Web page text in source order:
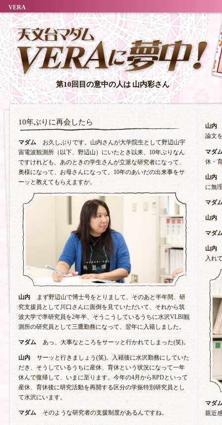
VERA
第10回目の意中の人は 山内彩さん
10年ぶりに再会したら
マダム
お久しぶりです。山内さんが大学院生として野辺山宇
宙電波観測所（以下、野辺山）にいたとき以来、10年ぶりなん
ですけれども、あのときの学生さんが立派な研究者になって、
奥様になって、お母さんになって。10年のあいだの出来事をサ
ーッと教えてもらえますか。
山内
まず野辺山で博士号をとりまして、そのあと半年間、研
究支援員として川口さんに面倒を見ていただいて、それから筑
波大学で準研究員を2年半、そうこうしているうちに水沢VLBI観
測所の研究員として三鷹勤務になって、翌年に入籍しました。
マダム あっ、大事なところをサーッと行かれてしまった(笑)。
山内
サーッと行きましょう(笑)。入籍後に水沢勤務にしていた
だき、そうしているうちに産休、育休という状況になって一年
休んで復帰して、いまに至ります。今年の4月からRPDといって
産休、育休後に研究活動を再開する区分の学振特別研究員とし
て水沢にいます。
マダム そのような研究者の支援制度があるんですね。
山内
論文
マダ
休・
山内
に無
マダ
山内
マダ
山内
入れ
マダ
親近